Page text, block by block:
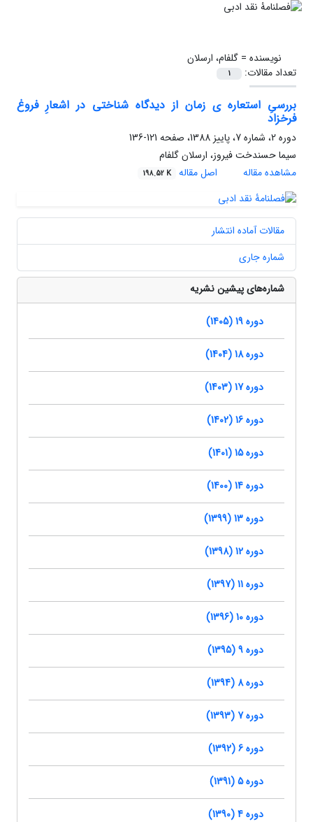
نویسنده =گلفام، ارسلان
تعداد مقالات:
1
بررسیِ استعاره ی زمان از دیدگاه شناختی در اشعارِ فروغ
فرخزاد
دوره 2، شماره 7، پاییز 1388، صفحه
121-136
سیما حسندخت فیروز، ارسلان گلفام
مشاهده مقاله
اصل مقاله 198.52 K
مقالات آماده انتشار
شماره جاری
شماره‌های پیشین نشریه
دوره 19 (1405)
دوره 18 (1404)
دوره 17 (1403)
دوره 16 (1402)
دوره 15 (1401)
دوره 14 (1400)
دوره 13 (1399)
دوره 12 (1398)
دوره 11 (1397)
دوره 10 (1396)
دوره 9 (1395)
دوره 8 (1394)
دوره 7 (1393)
دوره 6 (1392)
دوره 5 (1391)
دوره 4 (1390)